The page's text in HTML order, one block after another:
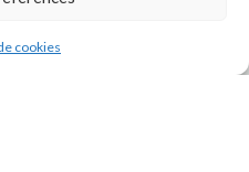
cookies